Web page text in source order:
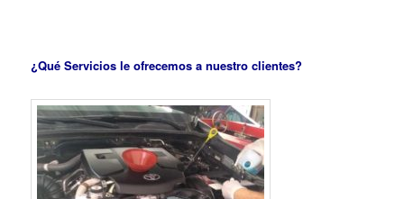
¿Qué Servicios le ofrecemos a nuestro clientes?